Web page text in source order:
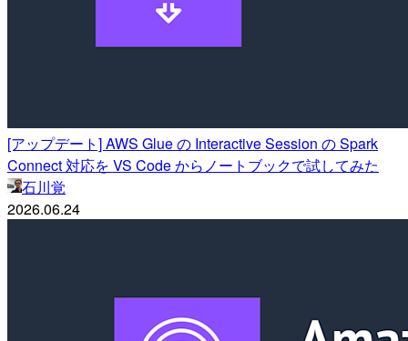
[アップデート] AWS Glue の Interactive Session の Spark
Connect 対応を VS Code からノートブックで試してみた
石川覚
2026.06.24